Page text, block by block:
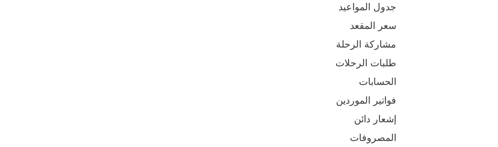
جدول المواعيد
سعر المقعد
مشاركة الرحلة
طلبات الرحلات
الحسابات
فواتير الموردين
إشعار دائن
المصروفات